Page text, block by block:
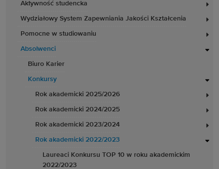
Aktywność studencka
Wydziałowy System Zapewniania Jakości Kształcenia
Pomocne w studiowaniu
Absolwenci
Biuro Karier
Konkursy
Rok akademicki 2025/2026
Rok akademicki 2024/2025
Rok akademicki 2023/2024
Rok akademicki 2022/2023
Laureaci Konkursu TOP 10 w roku akademickim
2022/2023